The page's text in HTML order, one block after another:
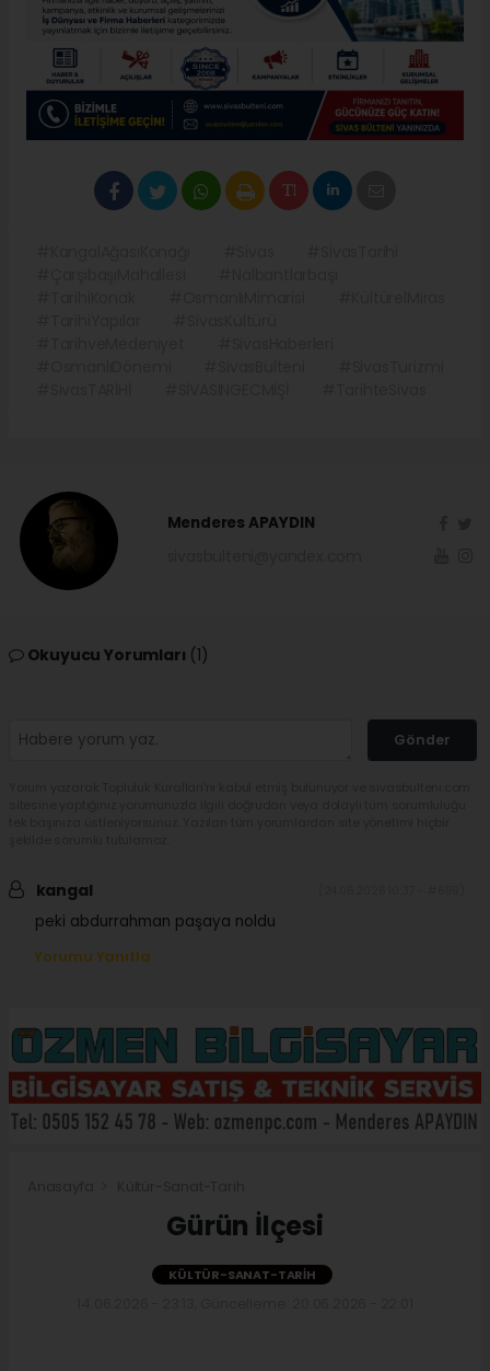
Menderes APAYDIN
Okuyucu Yorumları (1)
Gönder
kangal
peki abdurrahman paşaya noldu
Yorumu Yanıtla
Gürün İlçesi
KÜLTÜR-SANAT-TARIH